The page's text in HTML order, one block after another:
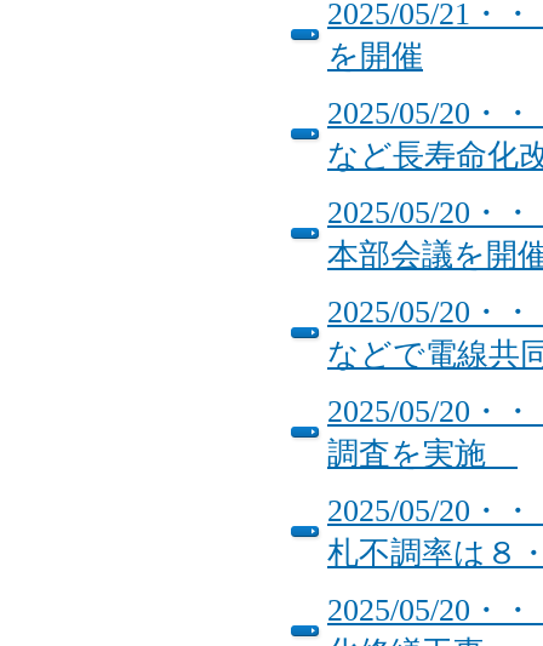
2025/05/21・
を開催
2025/05/20・
など長寿命
2025/05/20・
本部会議を開
2025/05/20・
などで電線
2025/05/20・
調査を実施
2025/05/20・
札不調率は８
2025/05/20・